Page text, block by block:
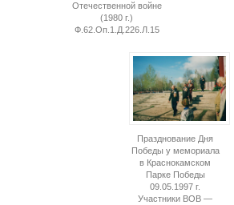
Отечественной войне
(1980 г.)
Ф.62.Оп.1.Д.226.Л.15
Празднование Дня
Победы у мемориала
в Краснокамском
Парке Победы
09.05.1997 г.
Участники ВОВ —